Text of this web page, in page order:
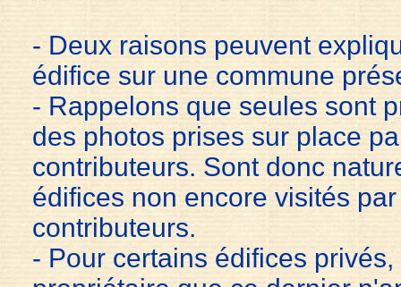
- Deux raisons peuvent
édifice sur une commune
- Rappelons que seules sont
des photos prises sur place
contributeurs. Sont donc
édifices non encore visités
contributeurs.
- Pour certains édifices